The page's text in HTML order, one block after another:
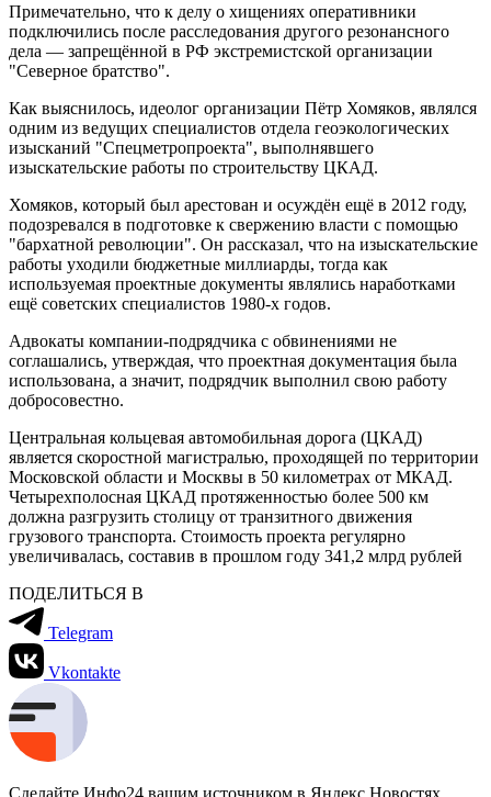
Примечательно, что к делу о хищениях оперативники
подключились после расследования другого резонансного
дела — запрещённой в РФ экстремистской организации
"Северное братство".
Как выяснилось, идеолог организации Пётр Хомяков, являлся
одним из ведущих специалистов отдела геоэкологических
изысканий "Спецметропроекта", выполнявшего
изыскательские работы по строительству ЦКАД.
Хомяков, который был арестован и осуждён ещё в 2012 году,
подозревался в подготовке к свержению власти с помощью
"бархатной революции". Он рассказал, что на изыскательские
работы уходили бюджетные миллиарды, тогда как
используемая проектные документы являлись наработками
ещё советских специалистов 1980-х годов.
Адвокаты компании-подрядчика с обвинениями не
соглашались, утверждая, что проектная документация была
использована, а значит, подрядчик выполнил свою работу
добросовестно.
Центральная кольцевая автомобильная дорога (ЦКАД)
является скоростной магистралью, проходящей по территории
Московской области и Москвы в 50 километрах от МКАД.
Четырехполосная ЦКАД протяженностью более 500 км
должна разгрузить столицу от транзитного движения
грузового транспорта. Стоимость проекта регулярно
увеличивалась, составив в прошлом году 341,2 млрд рублей
ПОДЕЛИТЬСЯ В
Telegram
Vkontakte
Сделайте Инфо24 вашим источником в Яндекс.Новостях